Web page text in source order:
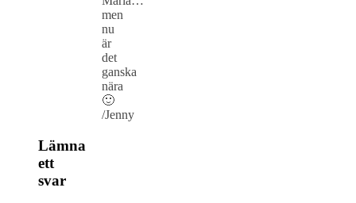
men
nu
är
det
ganska
nära
🙂
/Jenny
Lämna
ett
svar